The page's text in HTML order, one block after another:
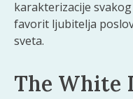
karakterizacije svakog
favorit ljubitelja
sveta.
The White